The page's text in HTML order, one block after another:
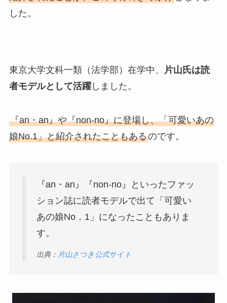
した。
東京大学文科一類（法学部）在学中、
片山氏は読
者モデルとして活躍しました。
『an・an』や『non‐no』に登場し、「可愛いあの
娘No.1」と紹介されたこともあるのです。
『an・an』『non‐no』といったファッ
ション誌に読者モデルで出て「可愛い
あの娘No．1」になったこともありま
す。
出典： 片山さつき公式サイト